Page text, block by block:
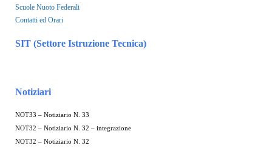
Scuole Nuoto Federali
Contatti ed Orari
SIT (Settore Istruzione Tecnica)
Notiziari
NOT33 – Notiziario N. 33
NOT32 – Notiziario N. 32 – integrazione
NOT32 – Notiziario N. 32